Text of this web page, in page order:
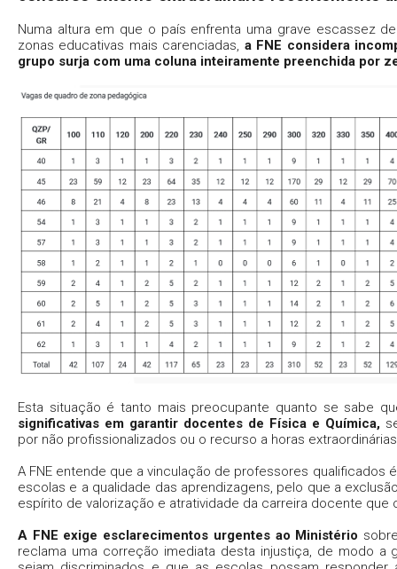
Numa altura em que o país enfrenta uma grave escassez
zonas educativas mais carenciadas, a FNE considera
grupo surja com uma coluna inteiramente preenchida por
Esta situação é tanto mais preocupante quanto se sabe
significativas em garantir docentes de Física e Química,
por não profissionalizados ou o recurso a horas
A FNE entende que a vinculação de professores qualificados
escolas e a qualidade das aprendizagens, pelo que a
espírito de valorização e atratividade da carreira docente que
A FNE exige esclarecimentos urgentes ao Ministério
reclama uma correção imediata desta injustiça, de modo